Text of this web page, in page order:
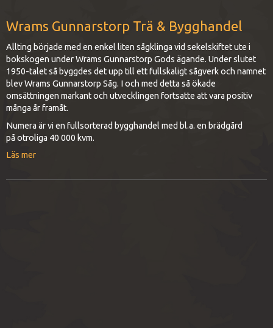
Wrams Gunnarstorp Trä & Bygghandel
Allting började med en enkel liten sågklinga vid sekelskiftet ute i
bokskogen under Wrams Gunnarstorp Gods ägande. Under slutet
1950-talet så byggdes det upp till ett fullskaligt sågverk och namnet
blev Wrams Gunnarstorp Såg. I och med detta så ökade
omsättningen markant och utvecklingen fortsatte att vara positiv
många år framåt.
Numera är vi en fullsorterad bygghandel med bl.a. en brädgård
på otroliga 40 000 kvm.
Läs mer